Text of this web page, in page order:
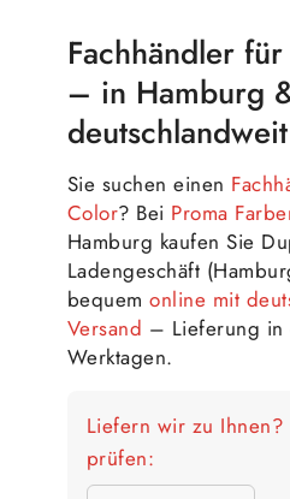
Fachhändler
– in Hamburg
deutschlandweit
Sie suchen einen
Color? Bei Proma
Hamburg kaufen Sie
Ladengeschäft
bequemonline mit
Versand – Lieferung
Werktagen.
Liefern wir zu Ihnen?
prüfen: